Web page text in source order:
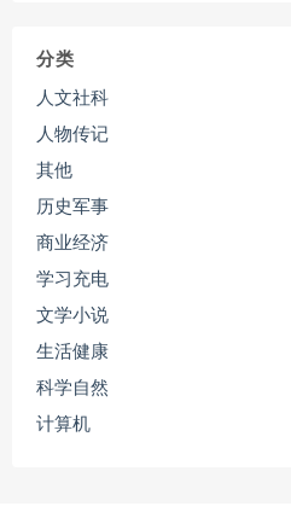
分类
人文社科
人物传记
其他
历史军事
商业经济
学习充电
文学小说
生活健康
科学自然
计算机